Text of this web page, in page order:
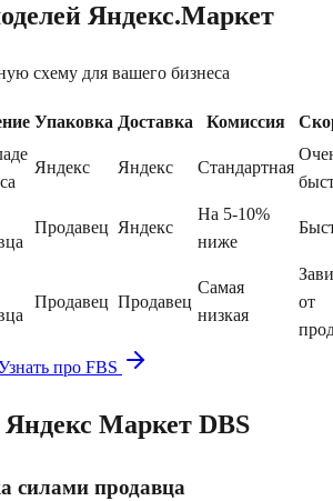
Яндекс.Маркет
схему для вашего бизнеса
Упаковка Доставка Комиссия
Яндекс Яндекс Стандартная
Продавец Яндекс
На 5-10%
ниже
Продавец Продавец
Самая
низкая
от
про FBS
Яндекс Маркет DBS
силами продавца